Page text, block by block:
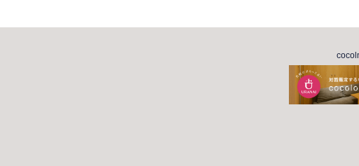
実にコツコツと。ここまで進
うタイミングは全部自分で掴
思うことも多々ありますが、
素敵なキーワードも頂き、あ
今回は鑑定に来てくださりありがと